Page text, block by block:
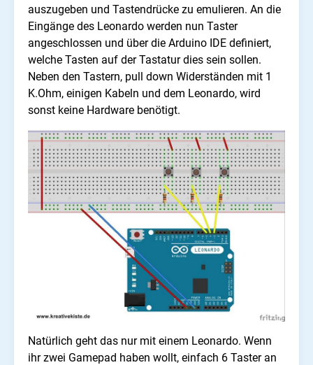
auszugeben und Tastendrücke zu emulieren. An die
Eingänge des Leonardo werden nun Taster
angeschlossen und über die Arduino IDE definiert,
welche Tasten auf der Tastatur dies sein sollen.
Neben den Tastern, pull down Widerständen mit 1
K.Ohm, einigen Kabeln und dem Leonardo, wird
sonst keine Hardware benötigt.
Natürlich geht das nur mit einem Leonardo. Wenn
ihr zwei Gamepad haben wollt, einfach 6 Taster an